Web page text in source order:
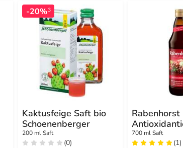
-20%3
Kaktusfeige Saft bio
Schoenenberger
200 ml Saft
(0)
Rabenhorst
700 ml Saft
(1)